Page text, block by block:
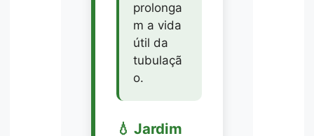
prolonga
m a vida
útil da
tubulaçã
o.
💧 Jardim